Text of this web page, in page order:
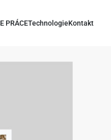
PRÁCETechnologieKontakt